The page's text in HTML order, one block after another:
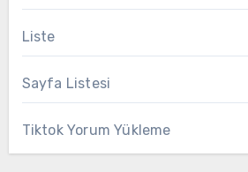
Liste
Sayfa Listesi
Tiktok Yorum Yükleme